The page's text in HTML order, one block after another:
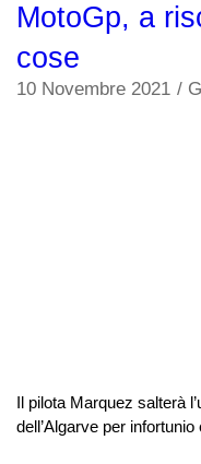
MotoGp, a
cose
10 Novembre 2021 /
Il pilota Marquez salterà
dell’Algarve per